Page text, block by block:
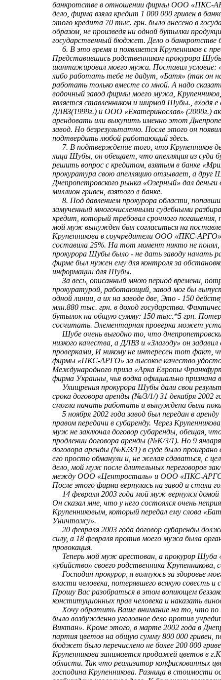
банкротстве в отношении фирмы ООО «ПКС-
дело, фирма взяла кредит 1 000 000 гривен в
этого кредита 70 тыс. грн. было внесено в
образом, не произведя ни одной бутылки
государственный бюджет. Дело о банкротстве
6. В это время и появляется Крупенников с
Представившись родственником прокурора
шантажировал моего мужа. Поставил условие:
либо работать тебе не дадут, «Батя» (так он
работать только вместе со мной. А надо
водочный завод фирмы моего мужа,
является ставленником и ширмой Шубы., входя
ДЛВЗ(1999г.) и ООО «Екатеринослав» (2000г.)
арендовать или выкупить именно этот
завод. Но безрезультатно. После этого он
подтвердить любой работающий здесь.
7. В подтверждение того, что Крупенников
лица Шубы, он обещает, что апелляция из суда
решить вопрос с кредитом, взятым в банке
прокуратура свою апелляцию отзывает, а друг
Днепропетровского рынка «Озерный» дал
миллион гривен, взятого в банке.
8. Под давлением прокурора области,
замученный многочисленными судебными
кредит, который требовал срочного погашения,
мой муж вынужден был согласиться на
Крупенникова в соучредители ООО «ПКС-АРГО»,
составила 25%. На тот момент никто не
прокурора Шубы было - не дать заводу начать
фирме был нужен ему для контроля за
информации для Шубы.
За весь, описанный мною период времени,
прокуратурой, работающий, завод мог бы
одной линии, а их на заводе две, Это - 150
млн.880 тыс. грн. в доход государства.
бутылок на общую сумму: 150 тыс.*5 грн.
сосчитать. Элементарная проверка может
Шубе очень выгодно то, что
низкого качества, а ДЛВЗ и «Злагоду» он
проверками, И никому не интересен тот факт,
фирмы «ПКС-АРГО» за высокое качество
Международного приза «Арка Европы
фирма Украины, чья водка официально
Ухищрения прокурора Шубы дали свои
срока договора аренды (№/3/1/) 31 декабря 2002
смогла начать работать и вынуждена была
5 ноября 2002 года завод был передан в
правом передачи в субаренду. Через
муж не заключал договор субаренды, обещая,
продлении договора аренды (№К/3/1). Но 9
договора аренды (№К/3/1) в суде было
его просто обманули и, не желая сдаваться, с
дело, мой муж после длительных переговоров
между ООО «Центросталь» и ООО «ПКС-АРГО»
После этого фирма вернулась на завод и стала
14 февраля 2003 года мой муж вернулся
Он сказал мне, что у него состоялся очень
Крупенниковым, который передал ему слова
Уничтожу».
20 февраля 2003 года договор субаренды
силу, а 18 февраля против моего мужа была
провокация.
Теперь мой муж арестован, а прокурор Шуба
«убийство» своего родственника
Господин прокурор, я волнуюсь за здоровье
власти человека, потерявшего всякую совесть
Прошу Вас разобраться в этом вопиющем
конституционных прав человека и наказать
Хочу обратить Ваше внимание на то, что по
было возбужденно уголовное дело против
Виктан». Кроме этого, в марте 2002 года в
партия цветов на общую сумму 800 000 гривен,
бюджет было перечислено не более 200 000
Крупенникова занимается продажей цветов в
области. Так что реализатор конфискованных
господина Крупенникова. Разница в стоимости